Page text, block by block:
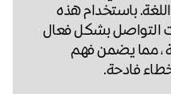
باستخدام هذه
التواصل بشكل فعال
، مما يضمن فهم
فادحة.